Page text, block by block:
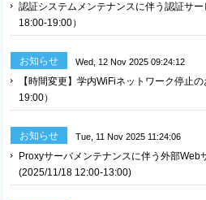
認証システムメンテナンスに伴う認証サ
18:00-19:00）
お知らせ Wed, 12 Nov 2025 09:24:12
【時間変更】学内WiFiネットワーク停止
19:00）
お知らせ Tue, 11 Nov 2025 11:24:06
Proxyサーバメンテナンスに伴う外部Web
(2025/11/18 12:00-13:00)